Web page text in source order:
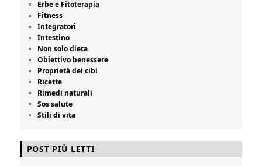
Erbe e Fitoterapia
Fitness
Integratori
Intestino
Non solo dieta
Obiettivo benessere
Proprietà dei cibi
Ricette
Rimedi naturali
Sos salute
Stili di vita
POST PIÙ LETTI